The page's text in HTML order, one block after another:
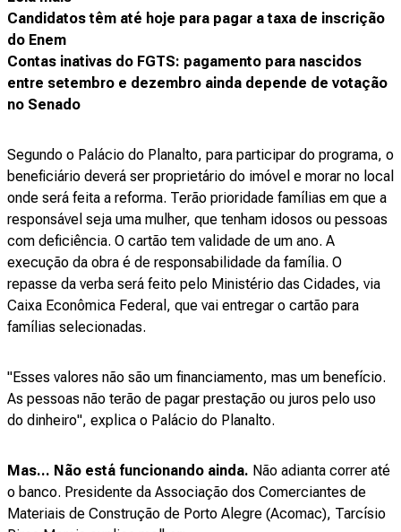
Candidatos têm até hoje para pagar a taxa de inscrição
do Enem
Contas inativas do FGTS: pagamento para nascidos
entre setembro e dezembro ainda depende de votação
no Senado
Segundo o Palácio do Planalto, para participar do programa, o
beneficiário deverá ser proprietário do imóvel e morar no local
onde será feita a reforma. Terão prioridade famílias em que a
responsável seja uma mulher, que tenham idosos ou pessoas
com deficiência. O cartão tem validade de um ano. A
execução da obra é de responsabilidade da família. O
repasse da verba será feito pelo Ministério das Cidades, via
Caixa Econômica Federal, que vai entregar o cartão para
famílias selecionadas.
"Esses valores não são um financiamento, mas um benefício.
As pessoas não terão de pagar prestação ou juros pelo uso
do dinheiro", explica o Palácio do Planalto.
Mas... Não está funcionando ainda. Não adianta correr até
o banco. Presidente da Associação dos Comerciantes de
Materiais de Construção de Porto Alegre (Acomac), Tarcísio